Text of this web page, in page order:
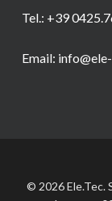
Tel.: +39
Email:
© 2026 Ele.Tec.